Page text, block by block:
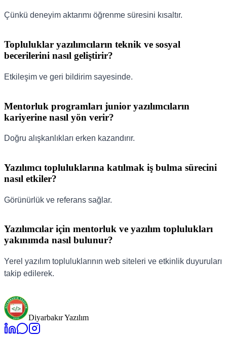
Çünkü deneyim aktarımı öğrenme süresini kısaltır.
Topluluklar yazılımcıların teknik ve sosyal
becerilerini nasıl geliştirir?
Etkileşim ve geri bildirim sayesinde.
Mentorluk programları junior yazılımcıların
kariyerine nasıl yön verir?
Doğru alışkanlıkları erken kazandırır.
Yazılımcı topluluklarına katılmak iş bulma sürecini
nasıl etkiler?
Görünürlük ve referans sağlar.
Yazılımcılar için mentorluk ve yazılım toplulukları
yakınımda nasıl bulunur?
Yerel yazılım topluluklarının web siteleri ve etkinlik duyuruları
takip edilerek.
Diyarbakır Yazılım